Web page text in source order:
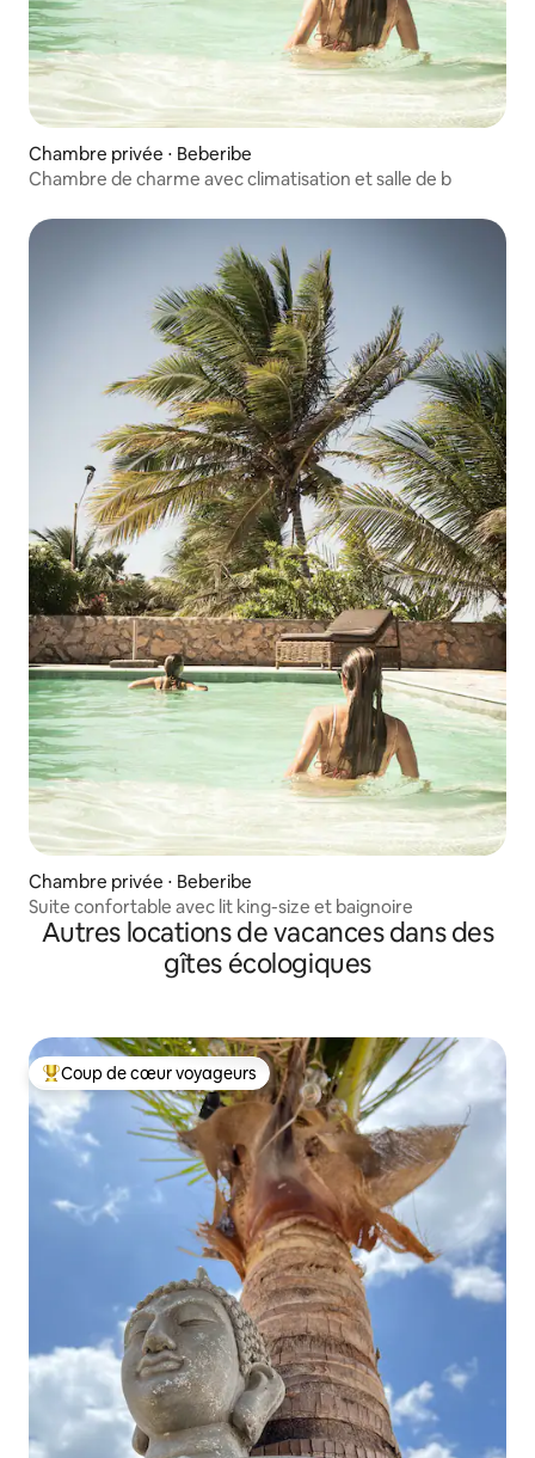
Chambre privée ⋅ Beberibe
Chambre de charme avec climatisation et salle de b
Chambre privée ⋅ Beberibe
Suite confortable avec lit king-size et baignoire
Autres locations de vacances dans des
gîtes écologiques
Coups de cœur voyageurs les plus appréciés
Coup de cœur voyageurs